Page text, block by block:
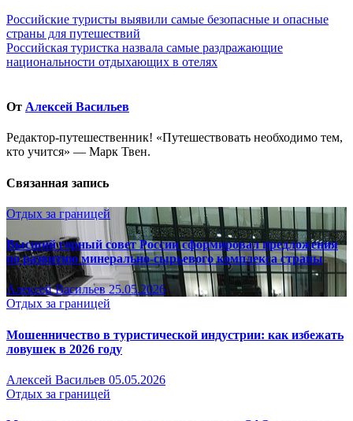
Навигация
по
записям
Российские туристы выявили самые безопасные и опасные
страны для путешествий
Российская туристка назвала самые раздражающие
национальности отдыхающих в отелях
От Алексей Васильев
Редактор-путешественник! «Путешествовать необходимо тем,
кто учится» — Марк Твен.
Связанная запись
Отдых за границей
Высший горный совет России сформировал предложения
по развитию минерально-сырьевого комплекса страны
Алексей Васильев25.05.2026
Отдых за границей
Мошенничество в туристической индустрии: как избежать
ловушек в 2026 году
Алексей Васильев 05.05.2026
Отдых за границей